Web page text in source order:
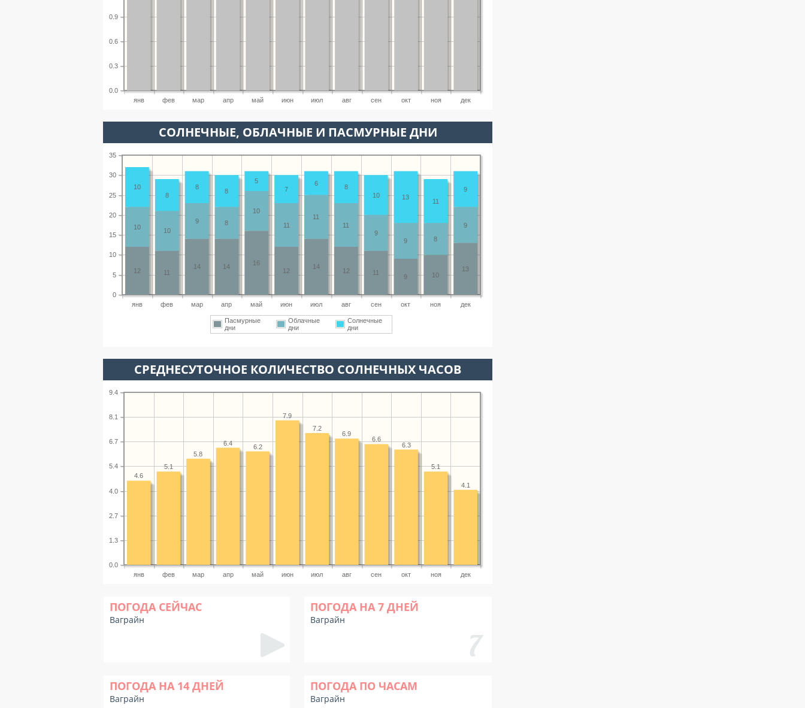
янв фев мар апр май июн июл авг сен окт ноя дек
0.0
0.3
0.6
0.9
CОЛНЕЧНЫЕ, ОБЛАЧНЫЕ И ПАСМУРНЫЕ ДНИ
янв фев мар апр май июн июл авг сен окт ноя дек
0
5
10
15
20
25
30
35
13
10
9
11
12
14
12
16
14
14
11
12
9
8
9
9
11
11
11
10
8
9
10
10
9
11
13
10
8
6
7
5
8
8
8
10
Пасмурные
дни
Облачные
дни
Солнечные
дни
СРЕДНЕСУТОЧНОЕ КОЛИЧЕСТВО СОЛНЕЧНЫХ ЧАСОВ
янв фев мар апр май июн июл авг сен окт ноя дек
0.0
1.3
2.7
4.0
5.4
6.7
8.1
9.4
4.1
5.1
6.3
6.6
6.9
7.2
7.9
6.2
6.4
5.8
5.1
4.6
ПОГОДА СЕЙЧАС
Ваграйн
ПОГОДА НА 7 ДНЕЙ
Ваграйн
ПОГОДА НА 14 ДНЕЙ
Ваграйн
ПОГОДА ПО ЧАСАМ
Ваграйн